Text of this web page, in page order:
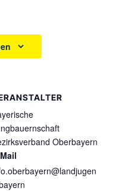
Oberbayern